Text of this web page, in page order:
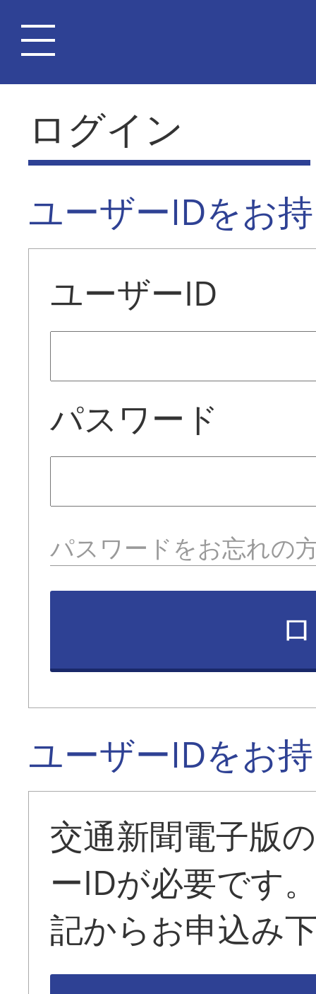
ログイン
ユーザーIDをお
ユーザーID
パスワード
パスワードをお忘れの
ユーザーIDをお
交通新聞電子版
ーIDが必要です
記からお申込み